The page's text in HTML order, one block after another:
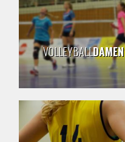
VOLLEYBALLDAMEN